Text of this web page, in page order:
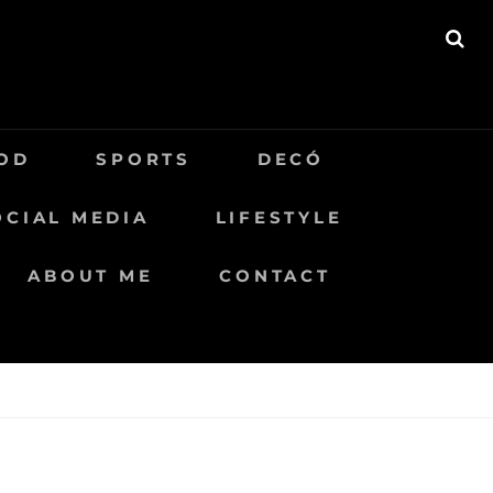
SPORTS DECÓ
MEDIA LIFESTYLE
ABOUT ME CONTACT